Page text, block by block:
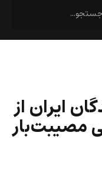
ایران از
مصیبت‌بار